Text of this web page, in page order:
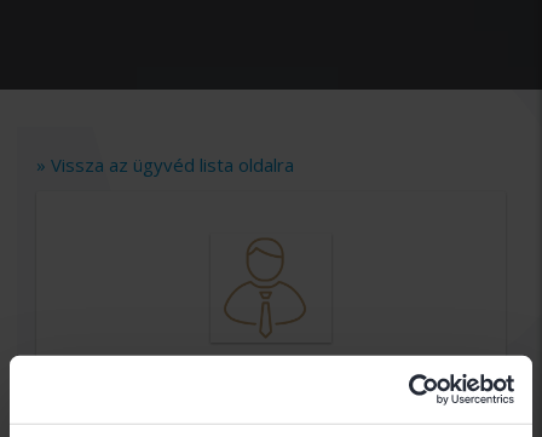
» Vissza az ügyvéd lista oldalra
dr Veress Orsolya Ügyvéd